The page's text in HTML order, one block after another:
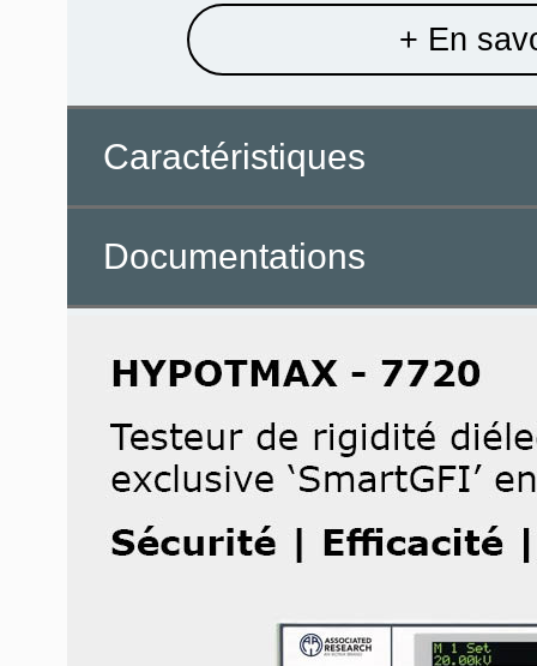
+ En
Caractéristiques
Documentations